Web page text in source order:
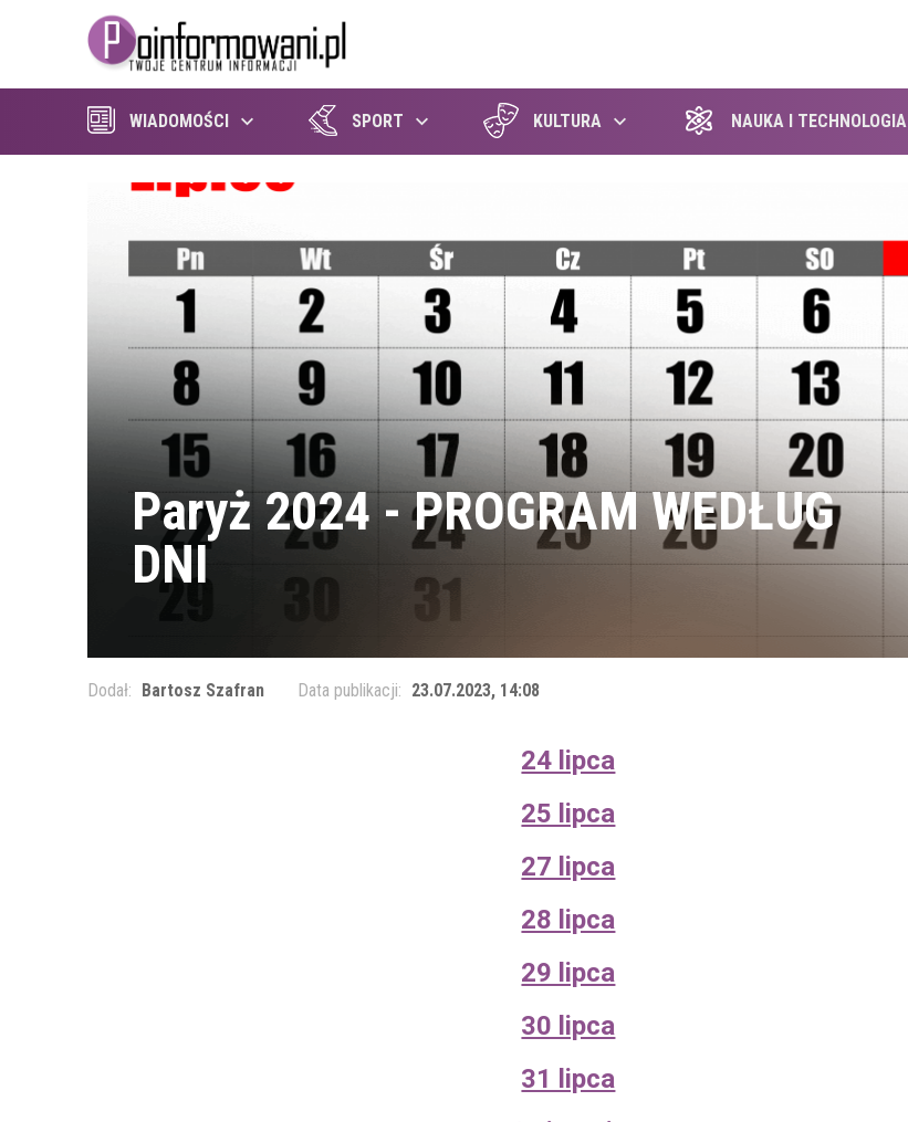
WIADOMOŚCI SPORT KULTURA NAUKA I TECHNOLOGIA
Paryż 2024 - PROGRAM WEDŁUG
DNI
Dodał: Bartosz Szafran Data publikacji: 23.07.2023, 14:08
24 lipca
25 lipca
27 lipca
28 lipca
29 lipca
30 lipca
31 lipca